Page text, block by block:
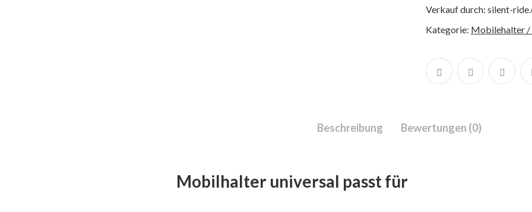
Verkauf durch: silent-
Kategorie: Mobilehalter
Beschreibung Bewertungen (0)
Mobilhalter universal passt für